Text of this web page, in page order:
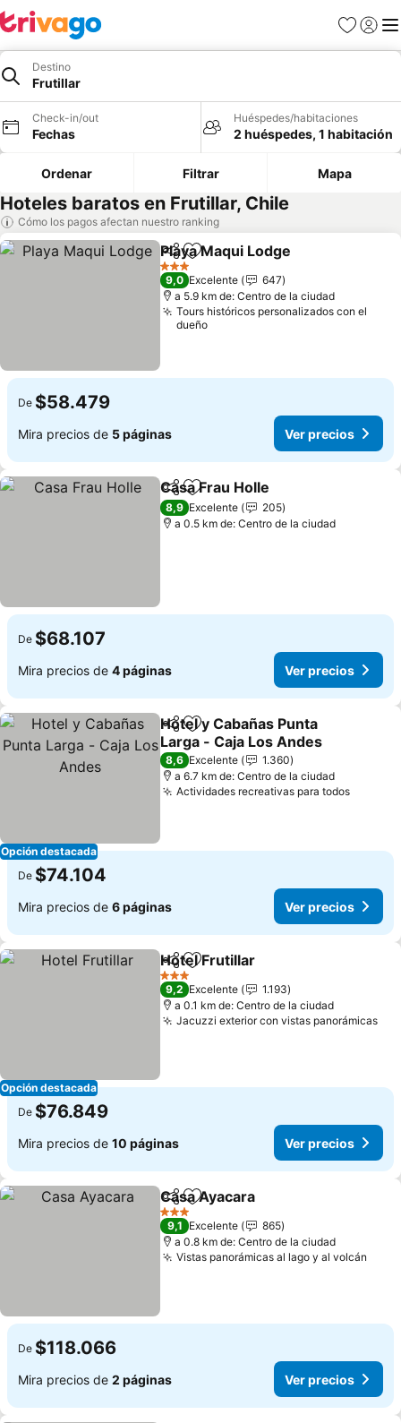
Favoritos
Iniciar
Destino
Frutillar
Check-in/out
Fechas
Huéspedes/habitaciones
2 huéspedes, 1 habitación
Ordenar Filtrar Mapa
Hoteles baratos en Frutillar, Chile
Cómo los pagos afectan nuestro ranking
CompartirAgregar a favoritos
Playa Maqui Lodge
3 Estrellas
9,0 Excelente
647
a 5.9 km de: Centro de la ciudad
Tours históricos personalizados con el
dueño
De $58.479
Mira precios de 5 páginas Ver precios
CompartirAgregar a favoritos
Casa Frau Holle
8,9 Excelente
205
a 0.5 km de: Centro de la ciudad
De $68.107
Mira precios de 4 páginas Ver precios
Opción destacada
CompartirAgregar a favoritos
Hotel y Cabañas Punta
Larga - Caja Los Andes
Ver precios
8,6 Excelente
1.360
a 6.7 km de: Centro de la ciudad
Actividades recreativas para todosVer
De $74.104
Mira precios de 6 páginas Ver precios
Opción destacada
CompartirAgregar a favoritos
Hotel Frutillar
3 Estrellas
9,2 Excelente
1.193
a 0.1 km de: Centro de la ciudad
Jacuzzi exterior con vistas panorámicas
De $76.849
Mira precios de 10 páginas Ver precios
CompartirAgregar a favoritos
Casa Ayacara
3 Estrellas
9,1 Excelente
865
a 0.8 km de: Centro de la ciudad
Vistas panorámicas al lago y al volcán
De $118.066
Mira precios de 2 páginas Ver precios